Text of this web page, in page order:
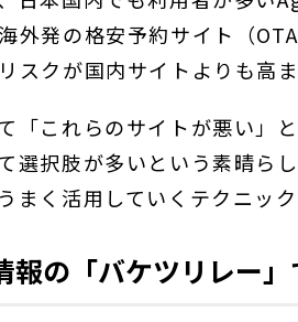
外発の格安予約サイト（
スクが国内サイトよりも高
「これらのサイトが悪い」
選択肢が多いという素晴ら
まく活用していくテクニック
報の「バケツリレー